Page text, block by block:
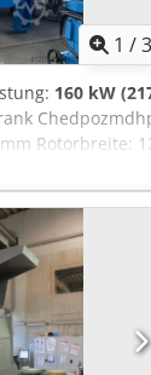
1 /3
160 kW
Rotorbreite: